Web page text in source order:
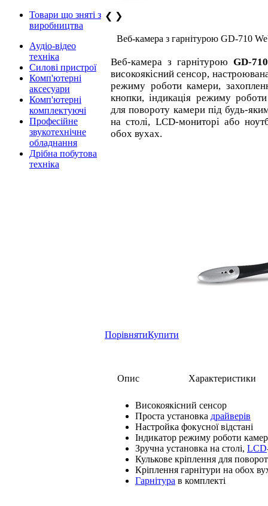
Товари що зняті з
виробництва
Аудіо-відео
техніка
Силові пристрої
Комп'ютерні
аксесуари
Комп'ютерні
комплектуючі
Професійне
звукотехнічне
обладнання
Дрібна побутова
техніка
❮ ❯
Веб-камера з гарнітурою GD-710
Веб-камера з гарнітурою GD-
високоякісний сенсор,
режиму роботи камери,
кнопки, індикація режиму
для повороту камери під будь-
на столі, LCD-мониторі або
обох вухах.
ПорівнятиКупити
Опис Характеристики
Високоякісний сенсор
Проста установка драйверів
Настройка фокусної відстані
Індикатор режиму роботи
Зручна установка на столі, LCD
Кулькове кріплення для
Кріплення гарнітури на обох
Гарнітура в комплекті